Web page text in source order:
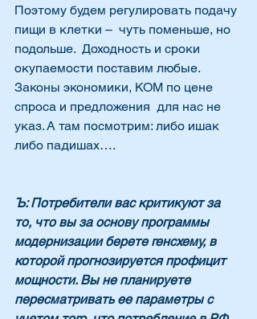
Поэтому будем регулировать подачу
пищи в клетки –  чуть поменьше, но
подольше.  Доходность и сроки
окупаемости поставим любые.
Законы экономики, КОМ по цене
спроса и предложения  для нас не
указ. А там посмотрим: либо ишак
либо падишах….
Ъ: Потребители вас критикуют за
то, что вы за основу программы
модернизации берете генсхему, в
которой прогнозируется профицит
мощности. Вы не планируете
пересматривать ее параметры с